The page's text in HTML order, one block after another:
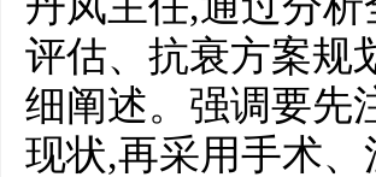
评估、抗衰方案规
细阐述。强调要先
现状,再采用手术